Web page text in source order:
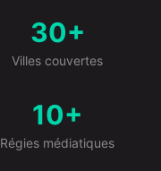
30+
Villes couvertes
10+
Régies médiatiques